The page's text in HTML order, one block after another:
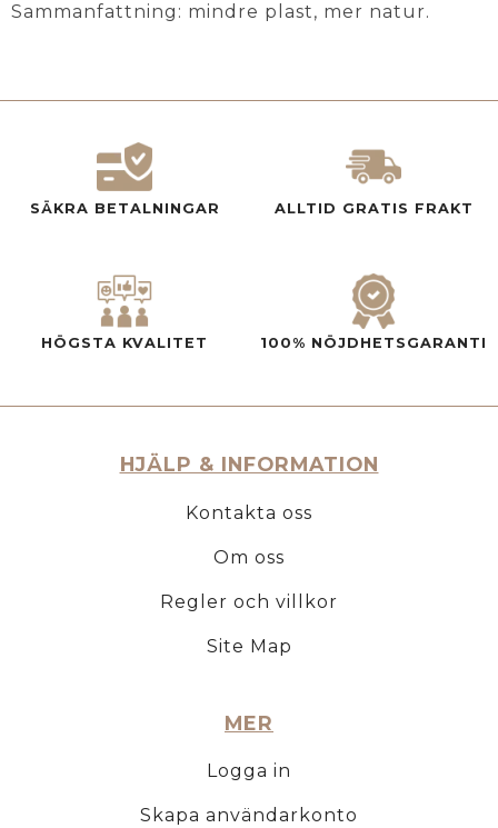
Sammanfattning: mindre plast, mer natur.
SÄKRA BETALNINGAR ALLTID GRATIS FRAKT
HÖGSTA KVALITET 100% NÖJDHETSGARANTI
HJÄLP & INFORMATION
Kontakta oss
Om oss
Regler och villkor
Site Map
MER
Logga in
Skapa användarkonto